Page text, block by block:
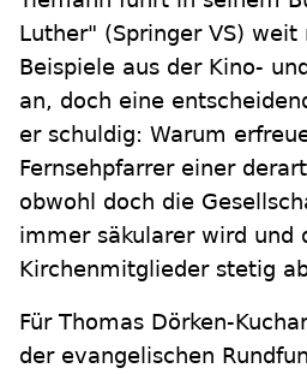
Luther" (Springer VS) weit
Beispiele aus der Kino-
an, doch eine
er schuldig: Warum
Fernsehpfarrer einer
obwohl doch die
immer säkularer wird und
Kirchenmitglieder stetig
Für Thomas Dörken-
der evangelischen